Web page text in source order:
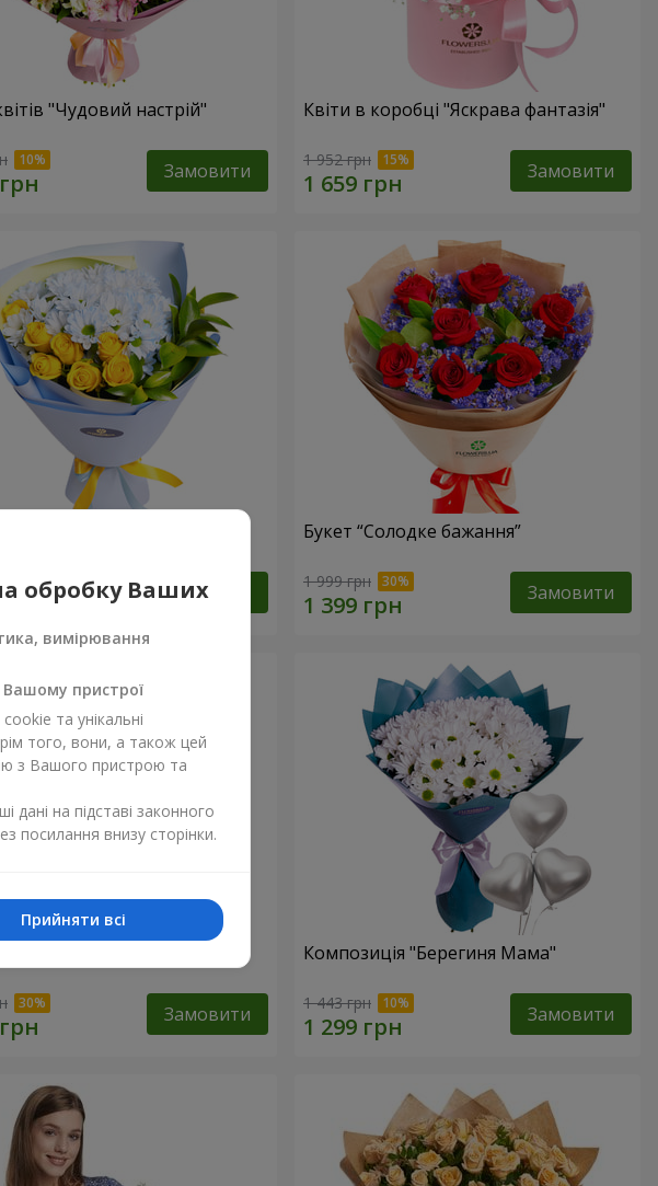
"Чудовий настрій"
Замовити
Квіти в коробці "Яскрава фантазія"
1 952 грн Замовити
Замовити
Букет “Солодке бажання”
1 999 грн Замовити
Замовити
Композиція "Берегиня Мама"
1 443 грн Замовити
обробку Ваших
вимірювання
Вашому пристрої
та унікальні
того, вони, а також цей
з Вашого пристрою та
на підставі законного
посилання внизу сторінки.
Прийняти всі